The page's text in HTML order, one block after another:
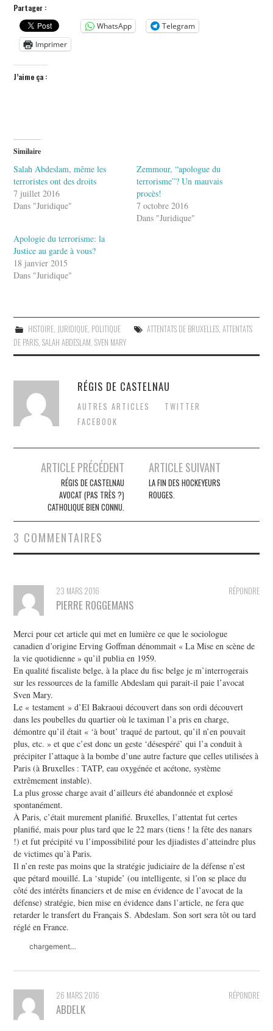
Partager :
WhatsApp
Telegram
Imprimer
J’aime ça :
Similaire
Salah Abdeslam, même les
terroristes ont des droits
7 juillet 2016
Dans "Juridique"
Zemmour, “apologue du
terrorisme”? Un mauvais
procès!
7 octobre 2016
Dans "Juridique"
Apologie du terrorisme: la
Justice au garde à vous?
18 janvier 2015
Dans "Juridique"
HISTOIRE, JURIDIQUE, POLITIQUE ATTENTATS DE BRUXELLES, ATTENTATS
DE PARIS ,SALAH ABDESLAM ,SVEN MARY
RÉGIS DE CASTELNAU
AUTRES ARTICLES
TWITTER
FACEBOOK
navigation
ARTICLE PRÉCÉDENT
RÉGIS DE CASTELNAU
AVOCAT (PAS TRÈS ?)
CATHOLIQUE BIEN CONNU.
ARTICLE SUIVANT
LA FIN DES HOCKEYEURS
ROUGES.
3 COMMENTAIRES
RÉPONDRE
23 MARS 2016
PIERRE ROGGEMANS
Merci pour cet article qui met en lumière ce que le sociologue
canadien d’origine Erving Goffman dénommait « La Mise en scène de
la vie quotidienne » qu’il publia en 1959.
En qualité fiscaliste belge, à la place du fisc belge je m’interrogerais
sur les ressources de la famille Abdeslam qui parait-il paie l’avocat
Sven Mary.
Le « testament » d’El Bakraoui découvert dans son ordi découvert
dans les poubelles du quartier où le taximan l’a pris en charge,
démontre qu’il était « ‘à bout’ traqué de partout, qu’il n’en pouvait
plus, etc. » et que c’est donc un geste ‘désespéré’ qui l’a conduit à
précipiter l’attaque à la bombe d’une autre facture que celles utilisées à
Paris (à Bruxelles : TATP, eau oxygénée et acétone, système
extrêmement instable).
La plus grosse charge avait d’ailleurs été abandonnée et explosé
spontanément.
À Paris, c’était murement planifié. Bruxelles, l’attentat fut certes
planifié, mais pour plus tard que le 22 mars (tiens ! la fête des nanars
!) et fut précipité vu l’impossibilité pour les djiadistes d’atteindre plus
de victimes qu’à Paris.
Il n’en reste pas moins que la stratégie judiciaire de la défense n’est
que pétard mouillé. La ‘stupide’ (ou intelligente, si l’on se place du
côté des intérêts financiers et de mise en évidence de l’avocat de la
défense) stratégie, bien mise en évidence dans l’article, ne fera que
retarder le transfert du Français S. Abdeslam. Son sort sera tôt ou tard
réglé en France.
chargement…
RÉPONDRE
26 MARS 2016
ABDELK